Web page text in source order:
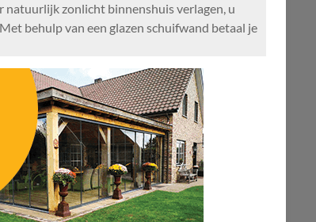
natuurlijk zonlicht binnenshuis verlagen, u
behulp van een glazen schuifwand betaal je